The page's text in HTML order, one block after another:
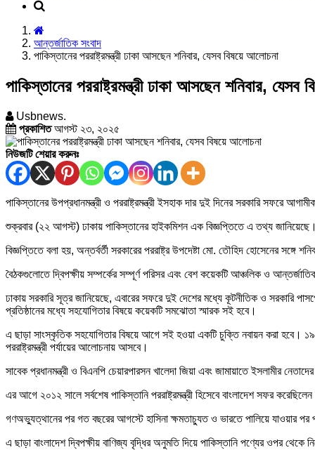
আন্তর্জাতিক সংবাদ
পাকিস্তানের পররাষ্ট্রমন্ত্রী ঢাকা আসছেন শনিবার, যেসব বিষয়ে আলোচনা
পাকিস্তানের পররাষ্ট্রমন্ত্রী ঢাকা আসছেন শনিবার, যেসব
Usbnews.
প্রকাশিতআগস্ট ২৩, ২০২৫
নিউজটি শেয়ার করুনঃ
পাকিস্তানের উপপ্রধানমন্ত্রী ও পররাষ্ট্রমন্ত্রী ইসহাক দার দুই দিনের সরকারি সফরে
শুক্রবার (২২ আগস্ট) ঢাকায় পাকিস্তানের হাইকমিশন এক বিজ্ঞপ্তিতে এ তথ্য জানিয়েছে।
বিজ্ঞপ্তিতে বলা হয়, অন্তর্বর্তী সরকারের পররাষ্ট্র উপদেষ্টা মো. তৌহিদ হোসেনের সঙ্গে
বৈঠকগুলোতে দ্বিপক্ষীয় সম্পর্কের সম্পূর্ণ পরিসর এবং বেশ কয়েকটি আঞ্চলিক ও
ঢাকায় সরকারি সূত্র জানিয়েছে, এবারের সফরে দুই দেশের মধ্যে কূটনীতিক ও সরকারি
প্রতিষ্ঠানের মধ্যে সহযোগিতার বিষয়ে কয়েকটি সমঝোতা স্মারক সই হবে।
এ ছাড়া সাংস্কৃতিক সহযোগিতার বিষয়ে আগে সই হওয়া একটি চুক্তি নবায়ন করা হবে।
পররাষ্ট্রমন্ত্রী পর্যায়ের আলোচনায় আসবে।
সাবেক প্রধানমন্ত্রী ও বিএনপি চেয়ারপারসন খালেদা জিয়া এবং জামায়াতে ইসলামীর
এর আগে ২০১২ সালে সর্বশেষ পাকিস্তানি পররাষ্ট্রমন্ত্রী হিসেবে বাংলাদেশ সফর
গণঅভ্যুত্থানের পর গত বছরের আগস্টে হাসিনা ক্ষমতাচ্যুত ও ভারতে পালিয়ে যাওয়ার পর
এ ছাড়া বাংলাদেশ দ্বিপক্ষীয় বাণিজ্য বৃদ্ধির অনুমতি দিয়ে পাকিস্তানি পণ্যের ওপর